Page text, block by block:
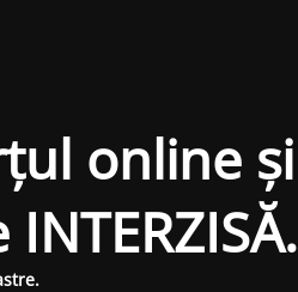
online și